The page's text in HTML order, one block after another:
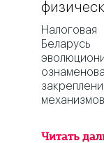
Читать